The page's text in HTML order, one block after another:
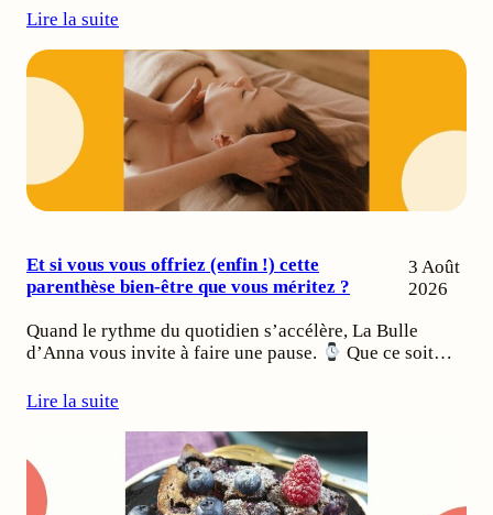
Lire la suite
Et si vous vous offriez (enfin !) cette
parenthèse bien-être que vous méritez ?
3 Août
2026
Quand le rythme du quotidien s’accélère, La Bulle
d’Anna vous invite à faire une pause.
Que ce soit…
Lire la suite